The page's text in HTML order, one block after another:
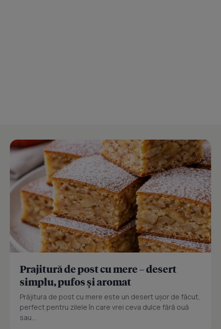
Prajitură de post cu mere – desert
simplu, pufos și aromat
Prăjitura de post cu mere este un desert ușor de făcut,
perfect pentru zilele în care vrei ceva dulce fără ouă
sau...